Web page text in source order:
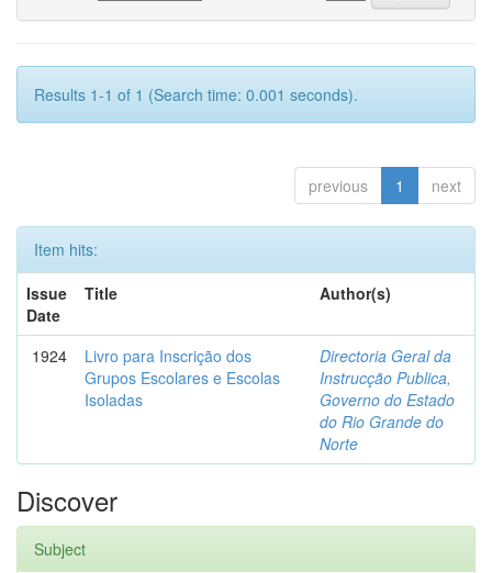
Results 1-1 of 1 (Search time: 0.001 seconds).
previous 1 next
Item hits:
Issue
Date
Title Author(s)
1924
Livro para Inscrição dos
Grupos Escolares e Escolas
Isoladas
Directoria Geral da
Instrucção Publica,
Governo do Estado
do Rio Grande do
Norte
Discover
Subject